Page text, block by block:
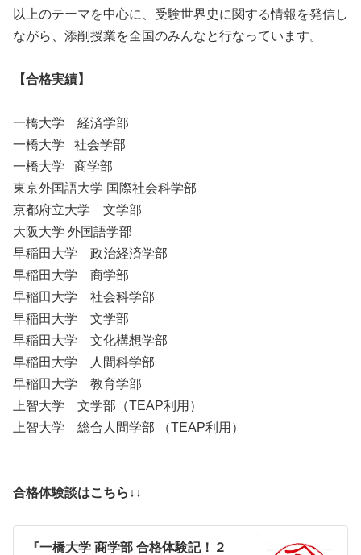
以上のテーマを中心に、受験世界史に関する情報を発信し
ながら、添削授業を全国のみんなと行なっています。
【合格実績】
一橋大学 経済学部
一橋大学 社会学部
一橋大学 商学部
東京外国語大学 国際社会科学部
京都府立大学 文学部
大阪大学 外国語学部
早稲田大学 政治経済学部
早稲田大学 商学部
早稲田大学 社会科学部
早稲田大学 文学部
早稲田大学 文化構想学部
早稲田大学 人間科学部
早稲田大学 教育学部
上智大学 文学部（TEAP利用）
上智大学 総合人間学部 （TEAP利用）
合格体験談はこちら↓↓
『一橋大学 商学部 合格体験記！２